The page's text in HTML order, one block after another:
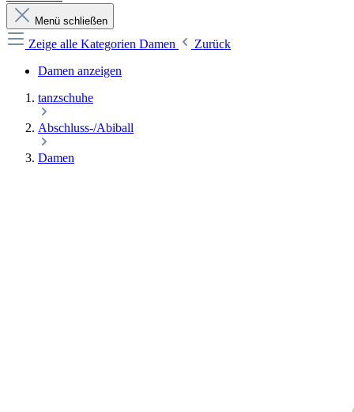
Menü schließen
Zeige alle Kategorien Damen
Zurück
Damen anzeigen
tanzschuhe
Abschluss-/Abiball
Damen